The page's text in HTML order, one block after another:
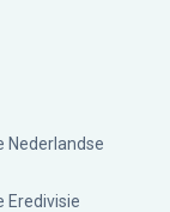
Nederlandse
Eredivisie